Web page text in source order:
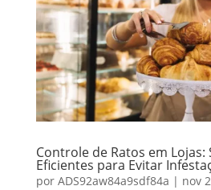
Controle de Ratos em Lojas:
Eficientes para Evitar
por ADS92aw84a9sdf84a | nov